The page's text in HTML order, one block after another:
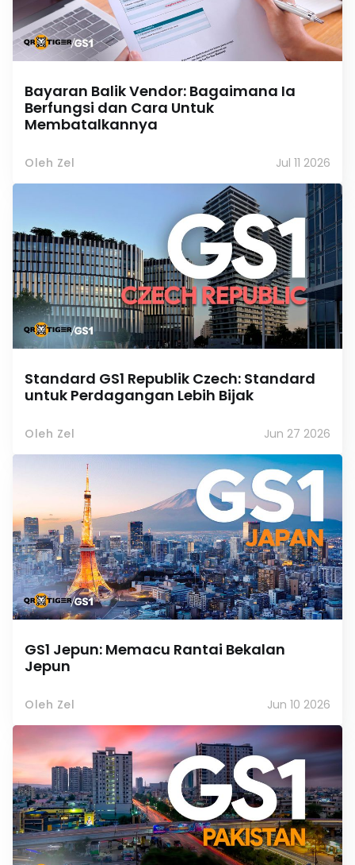
Bayaran Balik Vendor: Bagaimana Ia
Berfungsi dan Cara Untuk
Membatalkannya
Oleh Zel Jul 11 2026
Standard GS1 Republik Czech: Standard
untuk Perdagangan Lebih Bijak
Oleh Zel Jun 27 2026
GS1 Jepun: Memacu Rantai Bekalan
Jepun
Oleh Zel Jun 10 2026